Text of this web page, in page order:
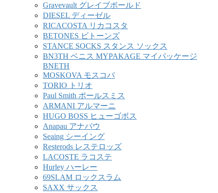
Gravevault グレイブボールド
DIESEL ディーゼル
RICACOSTA リカコスタ
BETONES ビトーンズ
STANCE SOCKS スタンス ソックス
BN3TH ベニス MYPAKAGE マイパッケージ
BNETH
MOSKOVA モスコバ
TORIO トリオ
Paul Smith ポールスミス
ARMANI アルマーニ
HUGO BOSS ヒューゴボス
Anapau アナパウ
Seaing シーイング
Resterods レステロッズ
LACOSTE ラコステ
Hurley ハーレー
69SLAM ロックスラム
SAXX サックス